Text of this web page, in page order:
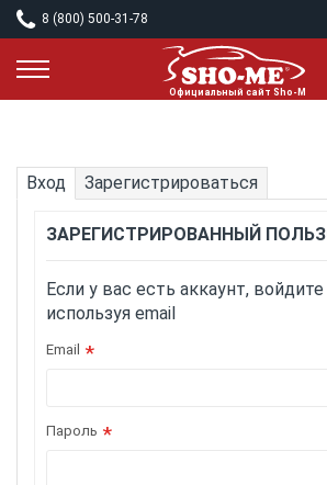
8 (800) 500-31-78
Вход Зарегистрироваться
ЗАРЕГИСТРИРОВАННЫЙ
Если у вас есть аккаунт,
используя email
Email
Пароль